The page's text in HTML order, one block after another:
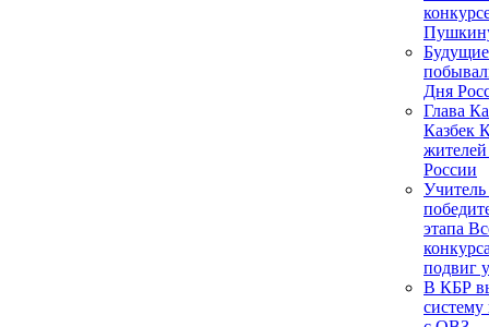
Дня
Глава
Казбек
России
этапа
подвиг
В КБР